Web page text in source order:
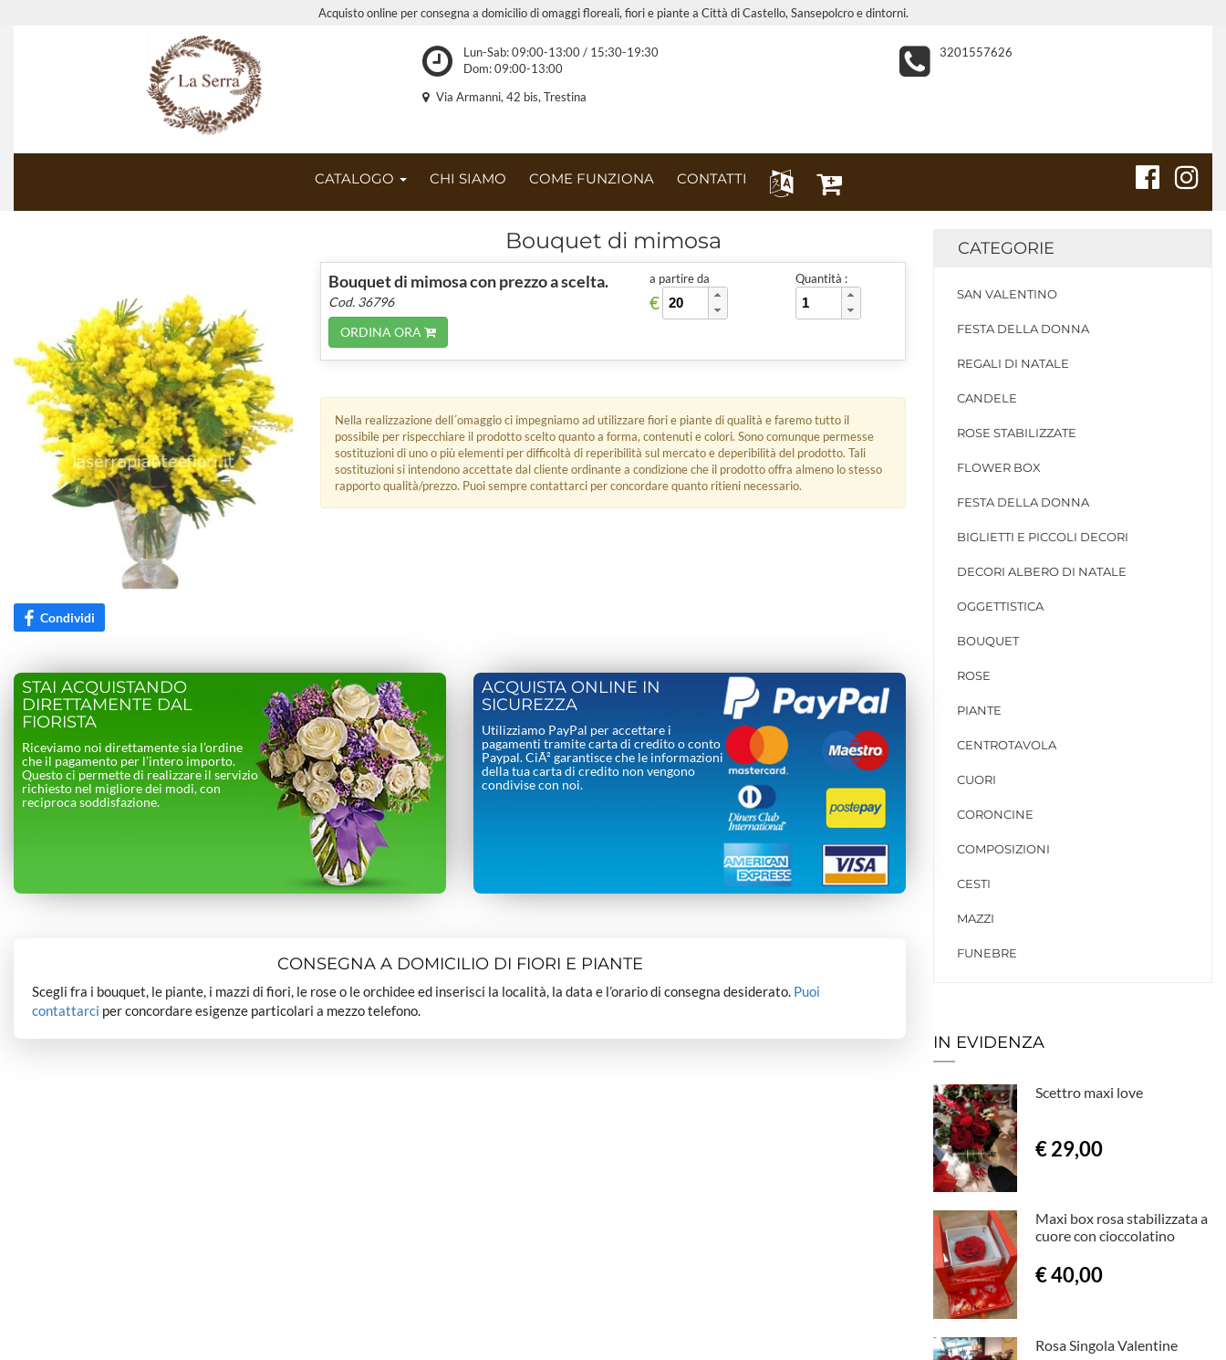
Acquisto online per consegna a domicilio di omaggi floreali, fiori e piante a Città di Castello, Sansepolcro e dintorni.
Lun-Sab: 09:00-13:00 / 15:30-19:30
Dom: 09:00-13:00
3201557626
Via Armanni, 42 bis, Trestina
CATALOGO CHI SIAMO COME FUNZIONA CONTATTI
Condividi
Bouquet di mimosa
Bouquet di mimosa con prezzo a scelta.
Cod. 36796
ORDINA ORA
a partire da
€
Quantità :
Nella realizzazione dell´omaggio ci impegniamo ad utilizzare fiori e piante di qualità e faremo tutto il
possibile per rispecchiare il prodotto scelto quanto a forma, contenuti e colori. Sono comunque permesse
sostituzioni di uno o più elementi per difficoltà di reperibilità sul mercato e deperibilità del prodotto. Tali
sostituzioni si intendono accettate dal cliente ordinante a condizione che il prodotto offra almeno lo stesso
rapporto qualità/prezzo. Puoi sempre contattarci per concordare quanto ritieni necessario.
STAI ACQUISTANDO
DIRETTAMENTE DAL
FIORISTA
Riceviamo noi direttamente sia l’ordine
che il pagamento per l’intero importo.
Questo ci permette di realizzare il servizio
richiesto nel migliore dei modi, con
reciproca soddisfazione.
ACQUISTA ONLINE IN
SICUREZZA
Utilizziamo PayPal per accettare i
pagamenti tramite carta di credito o conto
Paypal. CiÃ² garantisce che le informazioni
della tua carta di credito non vengono
condivise con noi.
CONSEGNA A DOMICILIO DI FIORI E PIANTE
Scegli fra i bouquet, le piante, i mazzi di fiori, le rose o le orchidee ed inserisci la località, la data e l’orario di consegna desiderato. Puoi
contattarci per concordare esigenze particolari a mezzo telefono.
CATEGORIE
SAN VALENTINO
FESTA DELLA DONNA
REGALI DI NATALE
CANDELE
ROSE STABILIZZATE
FLOWER BOX
FESTA DELLA DONNA
BIGLIETTI E PICCOLI DECORI
DECORI ALBERO DI NATALE
OGGETTISTICA
BOUQUET
ROSE
PIANTE
CENTROTAVOLA
CUORI
CORONCINE
COMPOSIZIONI
CESTI
MAZZI
FUNEBRE
IN EVIDENZA
Scettro maxi love
€ 29,00
Maxi box rosa stabilizzata a
cuore con cioccolatino
€ 40,00
Rosa Singola Valentine